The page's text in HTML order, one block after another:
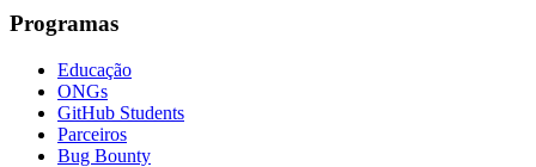
Programas
Educação
ONGs
GitHub Students
Parceiros
Bug Bounty